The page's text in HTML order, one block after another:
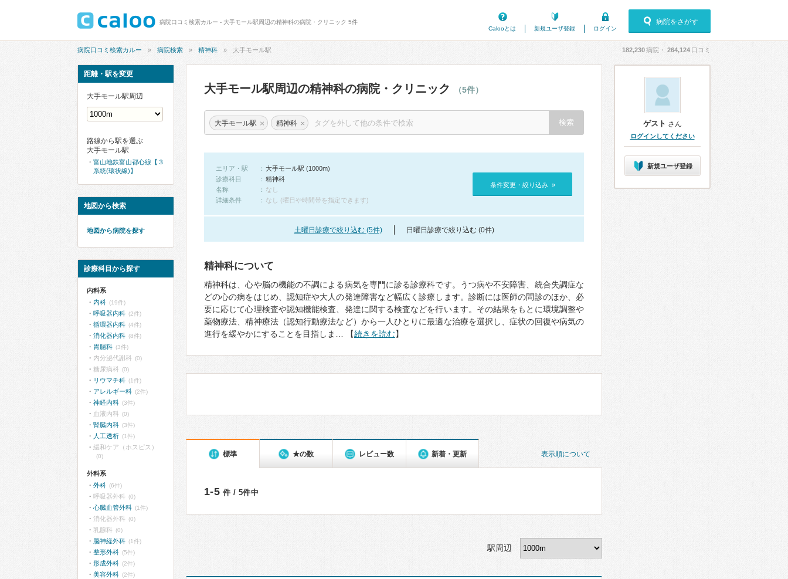
病院口コミ検索カルー - 大手モール駅周辺の精神科の病院・クリニック 5件
Calooとは
新規ユーザ登録 ログイン
病院をさがす
病院口コミ検索カルー 病院検索 精神科 大手モール駅 182,230病院・ 264,124 口コミ
大手モール駅周辺の精神科の病院・クリニック （5件）
大手モール駅 × 精神科 ×
エリア・駅
大手モール駅 (1000m)
診療科目
精神科
名称
なし
詳細条件
なし (曜日や時間帯を指定できます)
条件変更・絞り込み »
土曜日診療で絞り込む (5件) 日曜日診療で絞り込む (0件)
精神科について
精神科は、心や脳の機能の不調による病気を専門に診る診療科です。うつ病や不安障害、統合失調症な
どの心の病をはじめ、認知症や大人の発達障害など幅広く診療します。診断には医師の問診のほか、必
要に応じて心理検査や認知機能検査、発達に関する検査などを行います。その結果をもとに環境調整や
薬物療法、精神療法（認知行動療法など）から一人ひとりに最適な治療を選択し、症状の回復や病気の
進行を緩やかにすることを目指しま… 【続きを読む】
表示順について
標準 ★の数 レビュー数 新着・更新
1-5 件 / 5件中
駅周辺
距離・駅を変更
大手モール駅周辺
路線から駅を選ぶ
大手モール駅
富山地鉄富山都心線【３
系統(環状線)】
地図から検索
地図から病院を探す
診療科目から探す
内科系
内科 (19件)
呼吸器内科 (2件)
循環器内科 (4件)
消化器内科 (8件)
胃腸科 (3件)
内分泌代謝科 (0)
糖尿病科 (0)
リウマチ科 (1件)
アレルギー科 (2件)
神経内科 (3件)
血液内科 (0)
腎臓内科 (3件)
人工透析 (1件)
緩和ケア（ホスピス）
(0)
外科系
外科 (6件)
呼吸器外科 (0)
心臓血管外科 (1件)
消化器外科 (0)
乳腺科 (0)
脳神経外科 (1件)
整形外科 (5件)
形成外科 (2件)
美容外科 (2件)
ゲスト さん
ログインしてください
新規ユーザ登録